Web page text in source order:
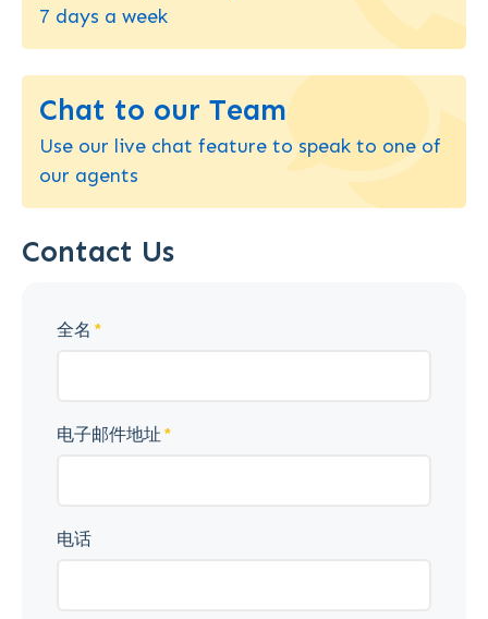
7 days a week
Chat to our Team
Use our live chat feature to speak to one of
our agents
Contact Us
全名
电子邮件地址
电话